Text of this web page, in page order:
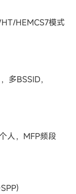
HEMCS7模式
多BSSID，
人，MFP频段